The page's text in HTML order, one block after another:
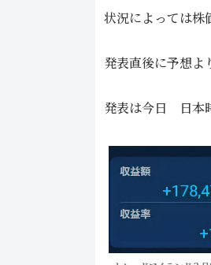
状況によっては株
発表直後に予想よ
発表は今日 日本